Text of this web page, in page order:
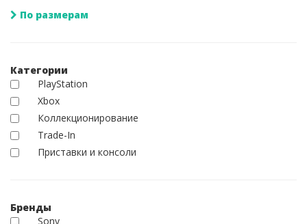
По размерам
Категории
PlayStation
Xbox
Коллекционирование
Trade-In
Приставки и консоли
Бренды
Sony